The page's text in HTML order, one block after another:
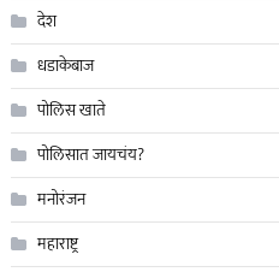
देश
धडाकेबाज
पोलिस खाते
पोलिसात जायचंय?
मनोरंजन
महाराष्ट्र